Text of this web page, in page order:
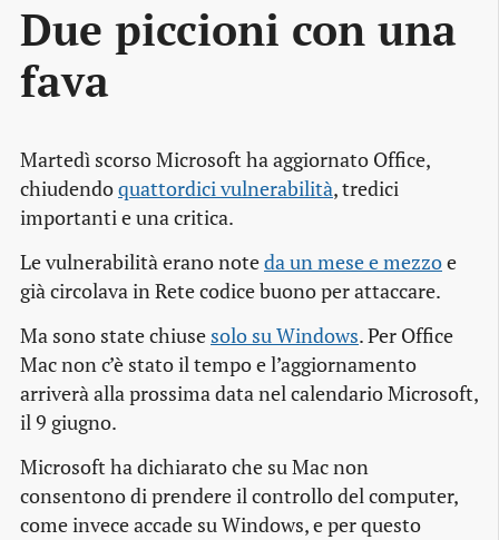
Due piccioni con una
fava
Martedì scorso Microsoft ha aggiornato Office,
chiudendoquattordici vulnerabilità, tredici
importanti e una critica.
Le vulnerabilità erano noteda un mese e mezzoe
già circolava in Rete codice buono per attaccare.
Ma sono state chiuse solo su Windows. Per Office
Mac non c’è stato il tempo e l’aggiornamento
arriverà alla prossima data nel calendario Microsoft,
il 9 giugno.
Microsoft ha dichiarato che su Mac non
consentono di prendere il controllo del computer,
come invece accade su Windows, e per questo